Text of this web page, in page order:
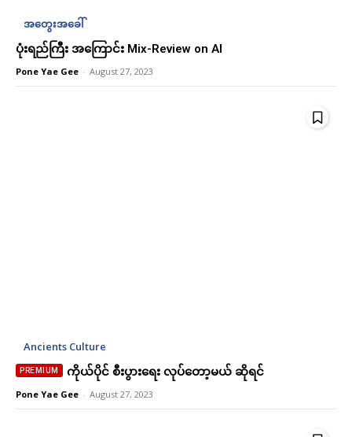
Praesent euismod ac
Ut mollis pellentesque tortor
Nullam eu erat condimentum
Praesent euismod ac
Ut mollis pellentesque tortor
Nullam eu erat condimentum
အတွေးအခေါ်
ပုံးရည်ကြီး အကြောင်း Mix-Review on AI
Pone Yae Gee - August 27, 2023
Ancients Culture
ကိုယ်ပိုင် စီးပွားရေး လုပ်တော့မယ် ဆိုရင်
Pone Yae Gee - August 27, 2023